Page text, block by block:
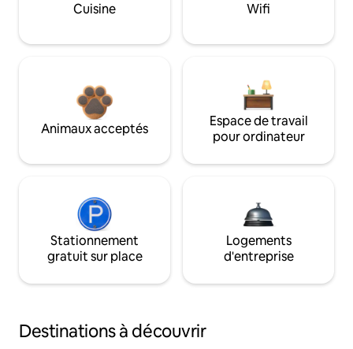
Cuisine Wifi
Animaux acceptés
Espace de travail
pour ordinateur
Stationnement
gratuit sur place
Logements
d'entreprise
Destinations à découvrir